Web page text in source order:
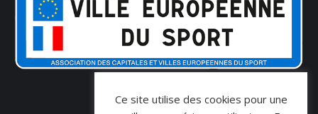
Ce site utilise des cookies pour une